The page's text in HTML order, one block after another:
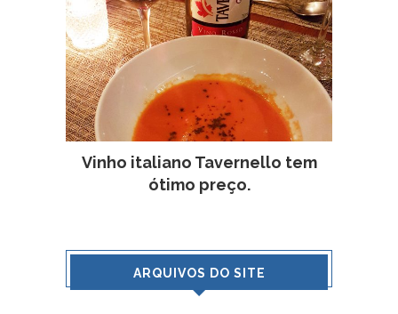
Vinho italiano Tavernello tem
ótimo preço.
ARQUIVOS DO SITE